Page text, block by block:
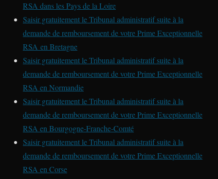
RSA dans les Pays de la Loire
Saisir gratuitement le Tribunal administratif suite à la
demande de remboursement de votre Prime Exceptionnelle
RSA en Bretagne
Saisir gratuitement le Tribunal administratif suite à la
demande de remboursement de votre Prime Exceptionnelle
RSA en Normandie
Saisir gratuitement le Tribunal administratif suite à la
demande de remboursement de votre Prime Exceptionnelle
RSA en Bourgogne-Franche-Comté
Saisir gratuitement le Tribunal administratif suite à la
demande de remboursement de votre Prime Exceptionnelle
RSA en Corse